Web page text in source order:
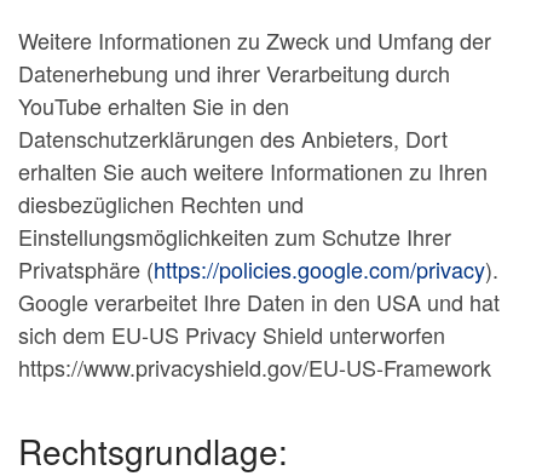
Weitere Informationen zu Zweck und Umfang der
Datenerhebung und ihrer Verarbeitung durch
YouTube erhalten Sie in den
Datenschutzerklärungen des Anbieters, Dort
erhalten Sie auch weitere Informationen zu Ihren
diesbezüglichen Rechten und
Einstellungsmöglichkeiten zum Schutze Ihrer
Privatsphäre (https://policies.google.com/privacy).
Google verarbeitet Ihre Daten in den USA und hat
sich dem EU-US Privacy Shield unterworfen
https://www.privacyshield.gov/EU-US-Framework
Rechtsgrundlage: